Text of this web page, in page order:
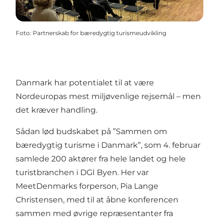
Foto: Partnerskab for bæredygtig turismeudvikling
Danmark har potentialet til at være
Nordeuropas mest miljøvenlige rejsemål – men
det kræver handling.
Sådan lød budskabet på ”Sammen om
bæredygtig turisme i Danmark”, som 4. februar
samlede 200 aktører fra hele landet og hele
turistbranchen i DGI Byen. Her var
MeetDenmarks forperson, Pia Lange
Christensen, med til at åbne konferencen
sammen med øvrige repræsentanter fra